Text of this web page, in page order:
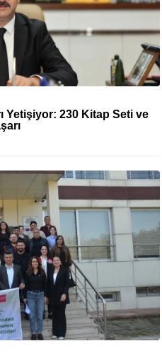
Yetişiyor: 230 Kitap Seti ve